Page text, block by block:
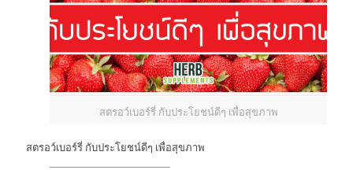
สตรอว์เบอร์รี่ กับประโยชน์ดีๆ เพื่อสุขภาพ
สตรอว์เบอร์รี่ กับประโยชน์ดีๆ เพื่อสุขภาพ